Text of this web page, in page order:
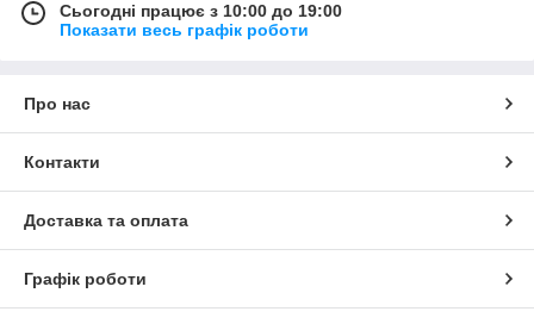
Сьогодні працює з 10:00 до 19:00
Показати весь графік роботи
Про нас
Контакти
Доставка та оплата
Графік роботи